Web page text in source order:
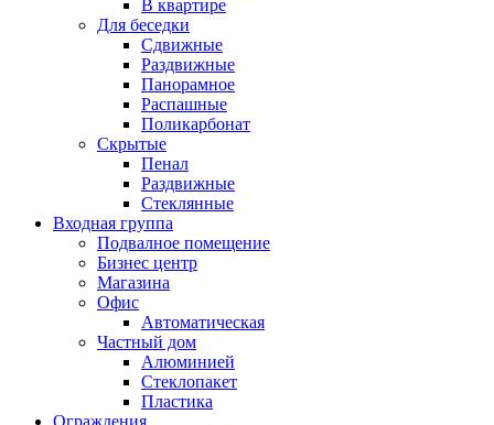
В квартире
Для беседки
Сдвижные
Раздвижные
Панорамное
Распашные
Поликарбонат
Скрытые
Пенал
Раздвижные
Стеклянные
Входная группа
Подвалное помещение
Бизнес центр
Магазина
Офис
Автоматическая
Частный дом
Алюминией
Стеклопакет
Пластика
Ограждения